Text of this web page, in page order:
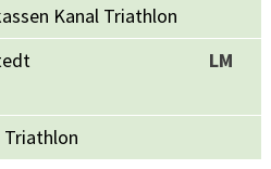
Kanal Triathlon
LM
Triathlon